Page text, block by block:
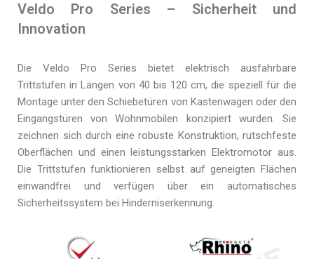
Veldo Pro Series – Sicherheit und
Innovation
Die Veldo Pro Series bietet elektrisch ausfahrbare
Trittstufen in Längen von 40 bis 120 cm, die speziell für die
Montage unter den Schiebetüren von Kastenwagen oder den
Eingangstüren von Wohnmobilen konzipiert wurden. Sie
zeichnen sich durch eine robuste Konstruktion, rutschfeste
Oberflächen und einen leistungsstarken Elektromotor aus.
Die Trittstufen funktionieren selbst auf geneigten Flächen
einwandfrei und verfügen über ein automatisches
Sicherheitssystem bei Hinderniserkennung.